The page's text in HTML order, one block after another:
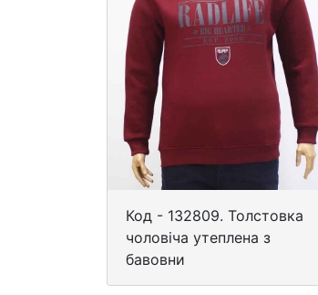
Код - 132809. Толстовка
чоловіча утеплена з
бавовни